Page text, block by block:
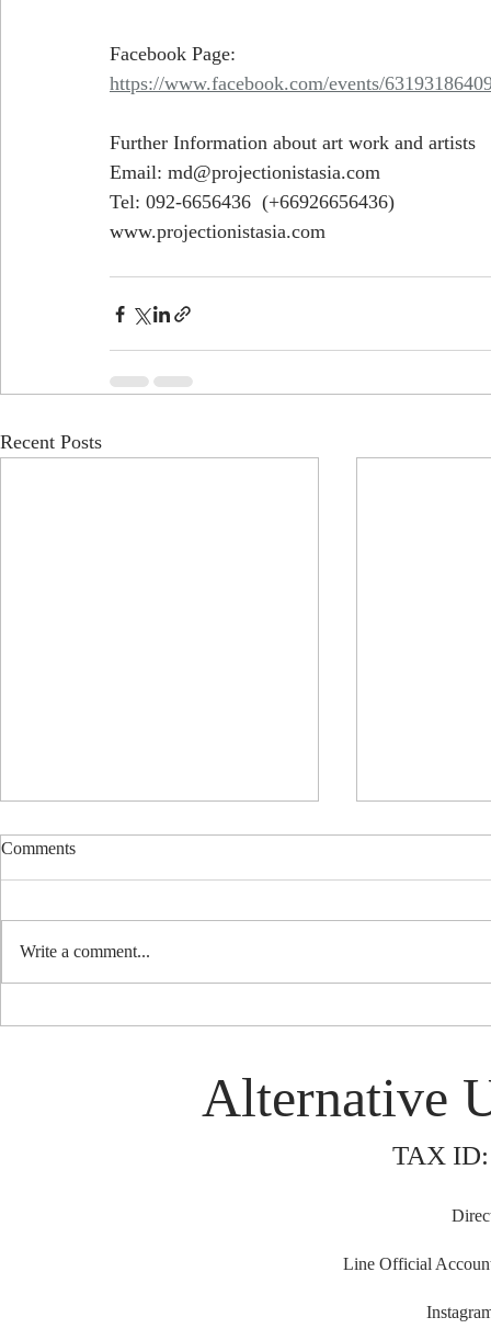
Facebook Page:
https://www.facebook.com/events/
Further Information about art work and artists
Email: md@projectionistasia.com
Tel: 092-6656436  (+66926656436)
www.projectionistasia.com
Recent Posts
Comments
Write a comment...
Alternative
TAX
Line Official